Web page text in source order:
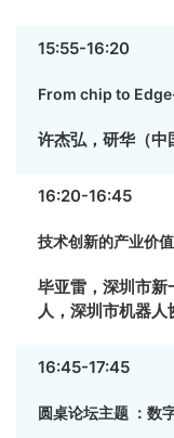
15:55-16:20
From chip to
许杰弘，研华（中
16:20-16:45
技术创新的产业价
毕亚雷，深圳市新
人，深圳市机器人
16:45-17:45
圆桌论坛主题 ：数